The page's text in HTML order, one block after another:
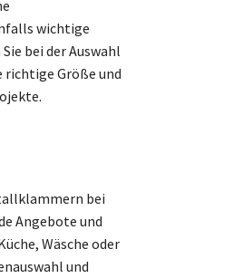
wichtige
bei der Auswahl
richtige Größe und
bei
Angebote und
Wäsche oder
und